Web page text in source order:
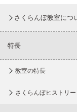
さくらんぼ教室につ
特長
教室の特長
さくらんぼヒストリー